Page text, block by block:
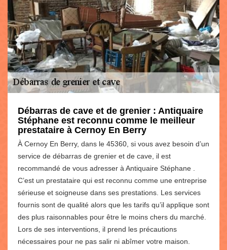
Débarras de cave et de grenier : Antiquaire
Stéphane est reconnu comme le meilleur
prestataire à Cernoy En Berry
À Cernoy En Berry, dans le 45360, si vous avez besoin d’un
service de débarras de grenier et de cave, il est
recommandé de vous adresser à Antiquaire Stéphane .
C’est un prestataire qui est reconnu comme une entreprise
sérieuse et soigneuse dans ses prestations. Les services
fournis sont de qualité alors que les tarifs qu’il applique sont
des plus raisonnables pour être le moins chers du marché.
Lors de ses interventions, il prend les précautions
nécessaires pour ne pas salir ni abîmer votre maison.